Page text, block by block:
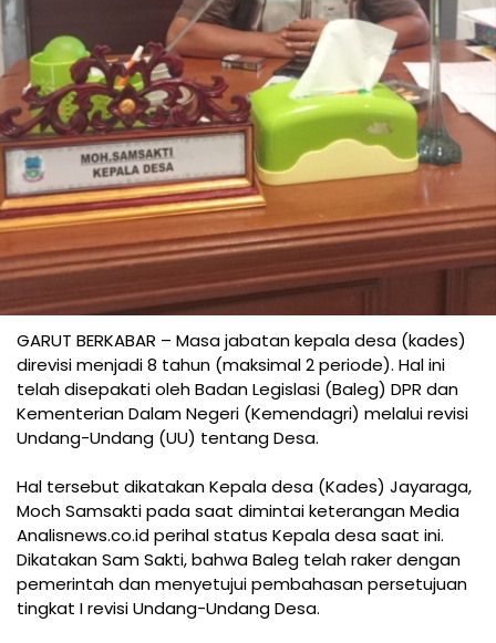
GARUT BERKABAR – Masa jabatan kepala desa (kades)
direvisi menjadi 8 tahun (maksimal 2 periode). Hal ini
telah disepakati oleh Badan Legislasi (Baleg) DPR dan
Kementerian Dalam Negeri (Kemendagri) melalui revisi
Undang-Undang (UU) tentang Desa.
Hal tersebut dikatakan Kepala desa (Kades) Jayaraga,
Moch Samsakti pada saat dimintai keterangan Media
Analisnews.co.id perihal status Kepala desa saat ini.
Dikatakan Sam Sakti, bahwa Baleg telah raker dengan
pemerintah dan menyetujui pembahasan persetujuan
tingkat I revisi Undang-Undang Desa.